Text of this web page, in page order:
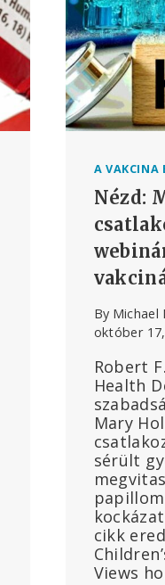
A VAKCINA
Nézd:
By Michael
október
Robert
Health
Mary
sérült
cikk
Views